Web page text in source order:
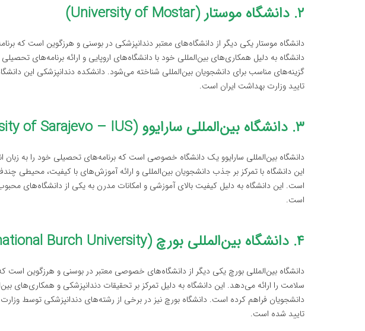
۲. دانشگاه موستار (University of Mostar)
دانشگاه موستار یکی دیگر از دانشگاه‌های معتبر دندانپزشکی در بوسنی و هرزگوین است که
دانشگاه به دلیل همکاری‌های بین‌المللی خود با دانشگاه‌های اروپایی و ارائه برنامه‌های
گزینه‌های مناسب برای دانشجویان بین‌المللی شناخته می‌شود. دانشکده دندانپزشکی این
تایید وزارت بهداشت ایران است.
۳. دانشگاه بین‌المللی سارایوو (International University of Sarajevo – IUS)
دانشگاه بین‌المللی سارایوو یک دانشگاه خصوصی است که برنامه‌های تحصیلی خود را به زبان
این دانشگاه با تمرکز بر جذب دانشجویان بین‌المللی و ارائه آموزش‌های با کیفیت، محیطی
است. این دانشگاه به دلیل کیفیت بالای آموزشی و امکانات مدرن به یکی از دانشگاه‌های
است.
۴. دانشگاه بین‌المللی بورچ (International Burch University)
دانشگاه بین‌المللی بورچ یکی دیگر از دانشگاه‌های خصوصی معتبر در بوسنی و هرزگوین است
سلامت را ارائه می‌دهد. این دانشگاه به دلیل تمرکز بر تحقیقات دندانپزشکی و همکاری‌های
دانشجویان فراهم کرده است. دانشگاه بورچ نیز در برخی از رشته‌های دندانپزشکی توسط وزارت
تایید شده است.